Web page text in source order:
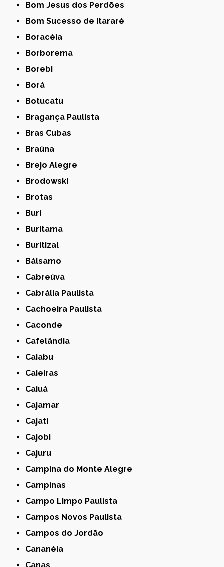
Bom Jesus dos Perdões
Bom Sucesso de Itararé
Boracéia
Borborema
Borebi
Borá
Botucatu
Bragança Paulista
Bras Cubas
Braúna
Brejo Alegre
Brodowski
Brotas
Buri
Buritama
Buritizal
Bálsamo
Cabreúva
Cabrália Paulista
Cachoeira Paulista
Caconde
Cafelândia
Caiabu
Caieiras
Caiuá
Cajamar
Cajati
Cajobi
Cajuru
Campina do Monte Alegre
Campinas
Campo Limpo Paulista
Campos Novos Paulista
Campos do Jordão
Cananéia
Canas